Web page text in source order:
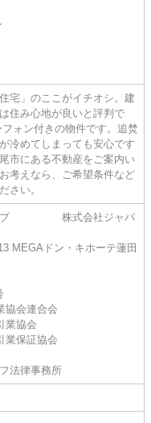
宅」のここがイチオシ。建
住み心地が良いと評判で
ォン付きの物件です。追焚
冷めてしまっても安心です
市にある不動産をご案内い
考えなら、ご希望条件など
さい。
ップ 株式会社ジャパ
MEGAドン・キホーテ蓮田
協会連合会
業協会
業保証協会
法律事務所